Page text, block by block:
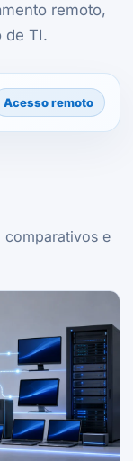
remoto,
de TI.
Acesso remoto
comparativos e